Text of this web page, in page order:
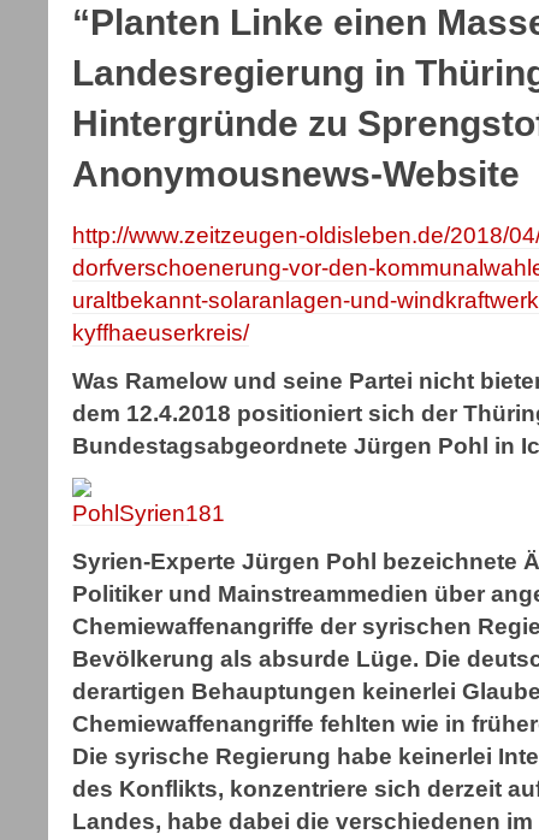
“Planten Linke einen
Landesregierung in
Hintergründe zu
Anonymousnews-Website
http://www.zeitzeugen-oldisleben.de/2018/
dorfverschoenerung-vor-den-
uraltbekannt-solaranlagen-und-
kyffhaeuserkreis/
Was Ramelow und seine Partei nicht
dem 12.4.2018 positioniert sich der
Bundestagsabgeordnete Jürgen Pohl in
Syrien-Experte Jürgen Pohl bezeichnete
Politiker und Mainstreammedien über
Chemiewaffenangriffe der syrischen
Bevölkerung als absurde Lüge. Die
derartigen Behauptungen keinerlei
Chemiewaffenangriffe fehlten wie in
Die syrische Regierung habe keinerlei
des Konflikts, konzentriere sich derzeit
Landes, habe dabei die verschiedenen